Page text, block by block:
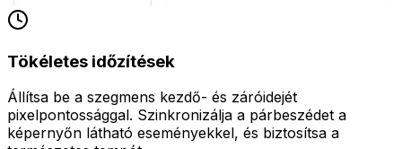
Tökéletes időzítések
Állítsa be a szegmens kezdő- és záróidejét
pixelpontossággal. Szinkronizálja a párbeszédet a
képernyőn látható eseményekkel, és biztosítsa a